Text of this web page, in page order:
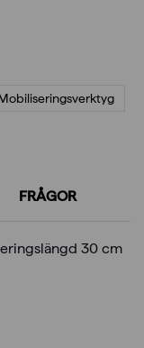
FRÅGOR
30 cm